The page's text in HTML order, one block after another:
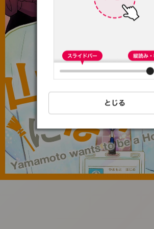
:692.15.692.54:t-
vnqp.lunrzsdszk.vn.oi